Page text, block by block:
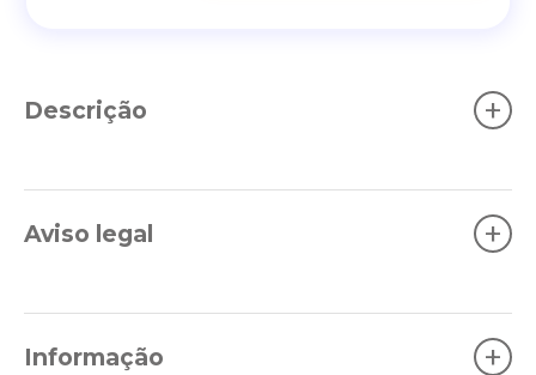
Descrição +
Aviso legal +
Informação +